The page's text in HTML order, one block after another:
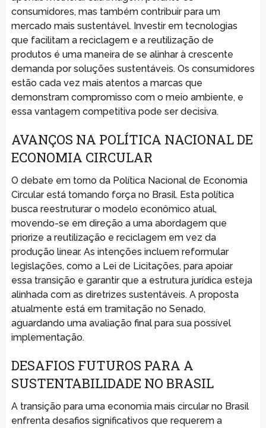
consumidores, mas também contribuir para um
mercado mais sustentável. Investir em tecnologias
que facilitam a reciclagem e a reutilização de
produtos é uma maneira de se alinhar à crescente
demanda por soluções sustentáveis. Os consumidores
estão cada vez mais atentos a marcas que
demonstram compromisso com o meio ambiente, e
essa vantagem competitiva pode ser decisiva.
AVANÇOS NA POLÍTICA NACIONAL DE
ECONOMIA CIRCULAR
O debate em torno da Política Nacional de Economia
Circular está tomando força no Brasil. Esta política
busca reestruturar o modelo econômico atual,
movendo-se em direção a uma abordagem que
priorize a reutilização e reciclagem em vez da
produção linear. As intenções incluem reformular
legislações, como a Lei de Licitações, para apoiar
essa transição e garantir que a estrutura jurídica esteja
alinhada com as diretrizes sustentáveis. A proposta
atualmente está em tramitação no Senado,
aguardando uma avaliação final para sua possível
implementação.
DESAFIOS FUTUROS PARA A
SUSTENTABILIDADE NO BRASIL
A transição para uma economia mais circular no Brasil
enfrenta desafios significativos que requerem a